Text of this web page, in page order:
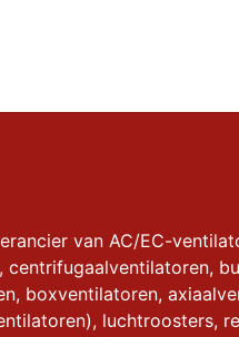
van AC/EC-
centrifugaalventilatoren,
boxventilatoren,
luchtroosters,